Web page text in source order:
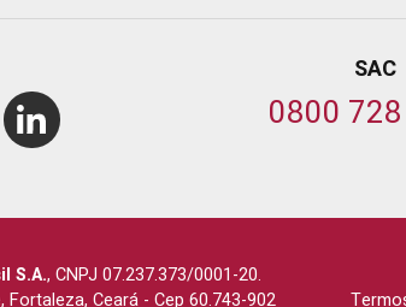
SAC
0800
S.A., CNPJ 07.237.373/0001-20.
Fortaleza, Ceará - Cep 60.743-902